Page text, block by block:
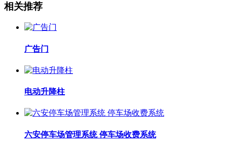
相关推荐
广告门
电动升降柱
六安停车场管理系统 停车场收费系统